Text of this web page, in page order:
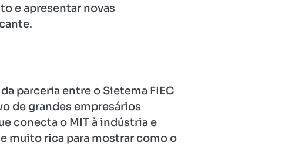
e apresentar novas
parceria entre o Sietema FIEC
de grandes empresários
conecta o MIT à indústria e
muito rica para mostrar como o